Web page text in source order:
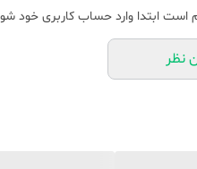
است ابتدا وارد حساب کاربری خود
نظر